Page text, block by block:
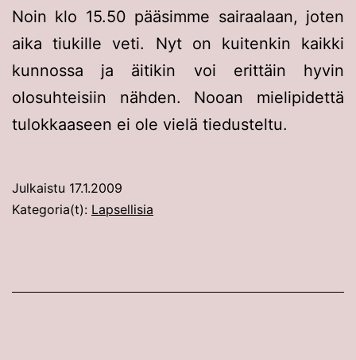
Noin klo 15.50 pääsimme sairaalaan, joten
aika tiukille veti. Nyt on kuitenkin kaikki
kunnossa ja äitikin voi erittäin hyvin
olosuhteisiin nähden. Nooan mielipidettä
tulokkaaseen ei ole vielä tiedusteltu.
Julkaistu 17.1.2009
Kategoria(t): Lapsellisia